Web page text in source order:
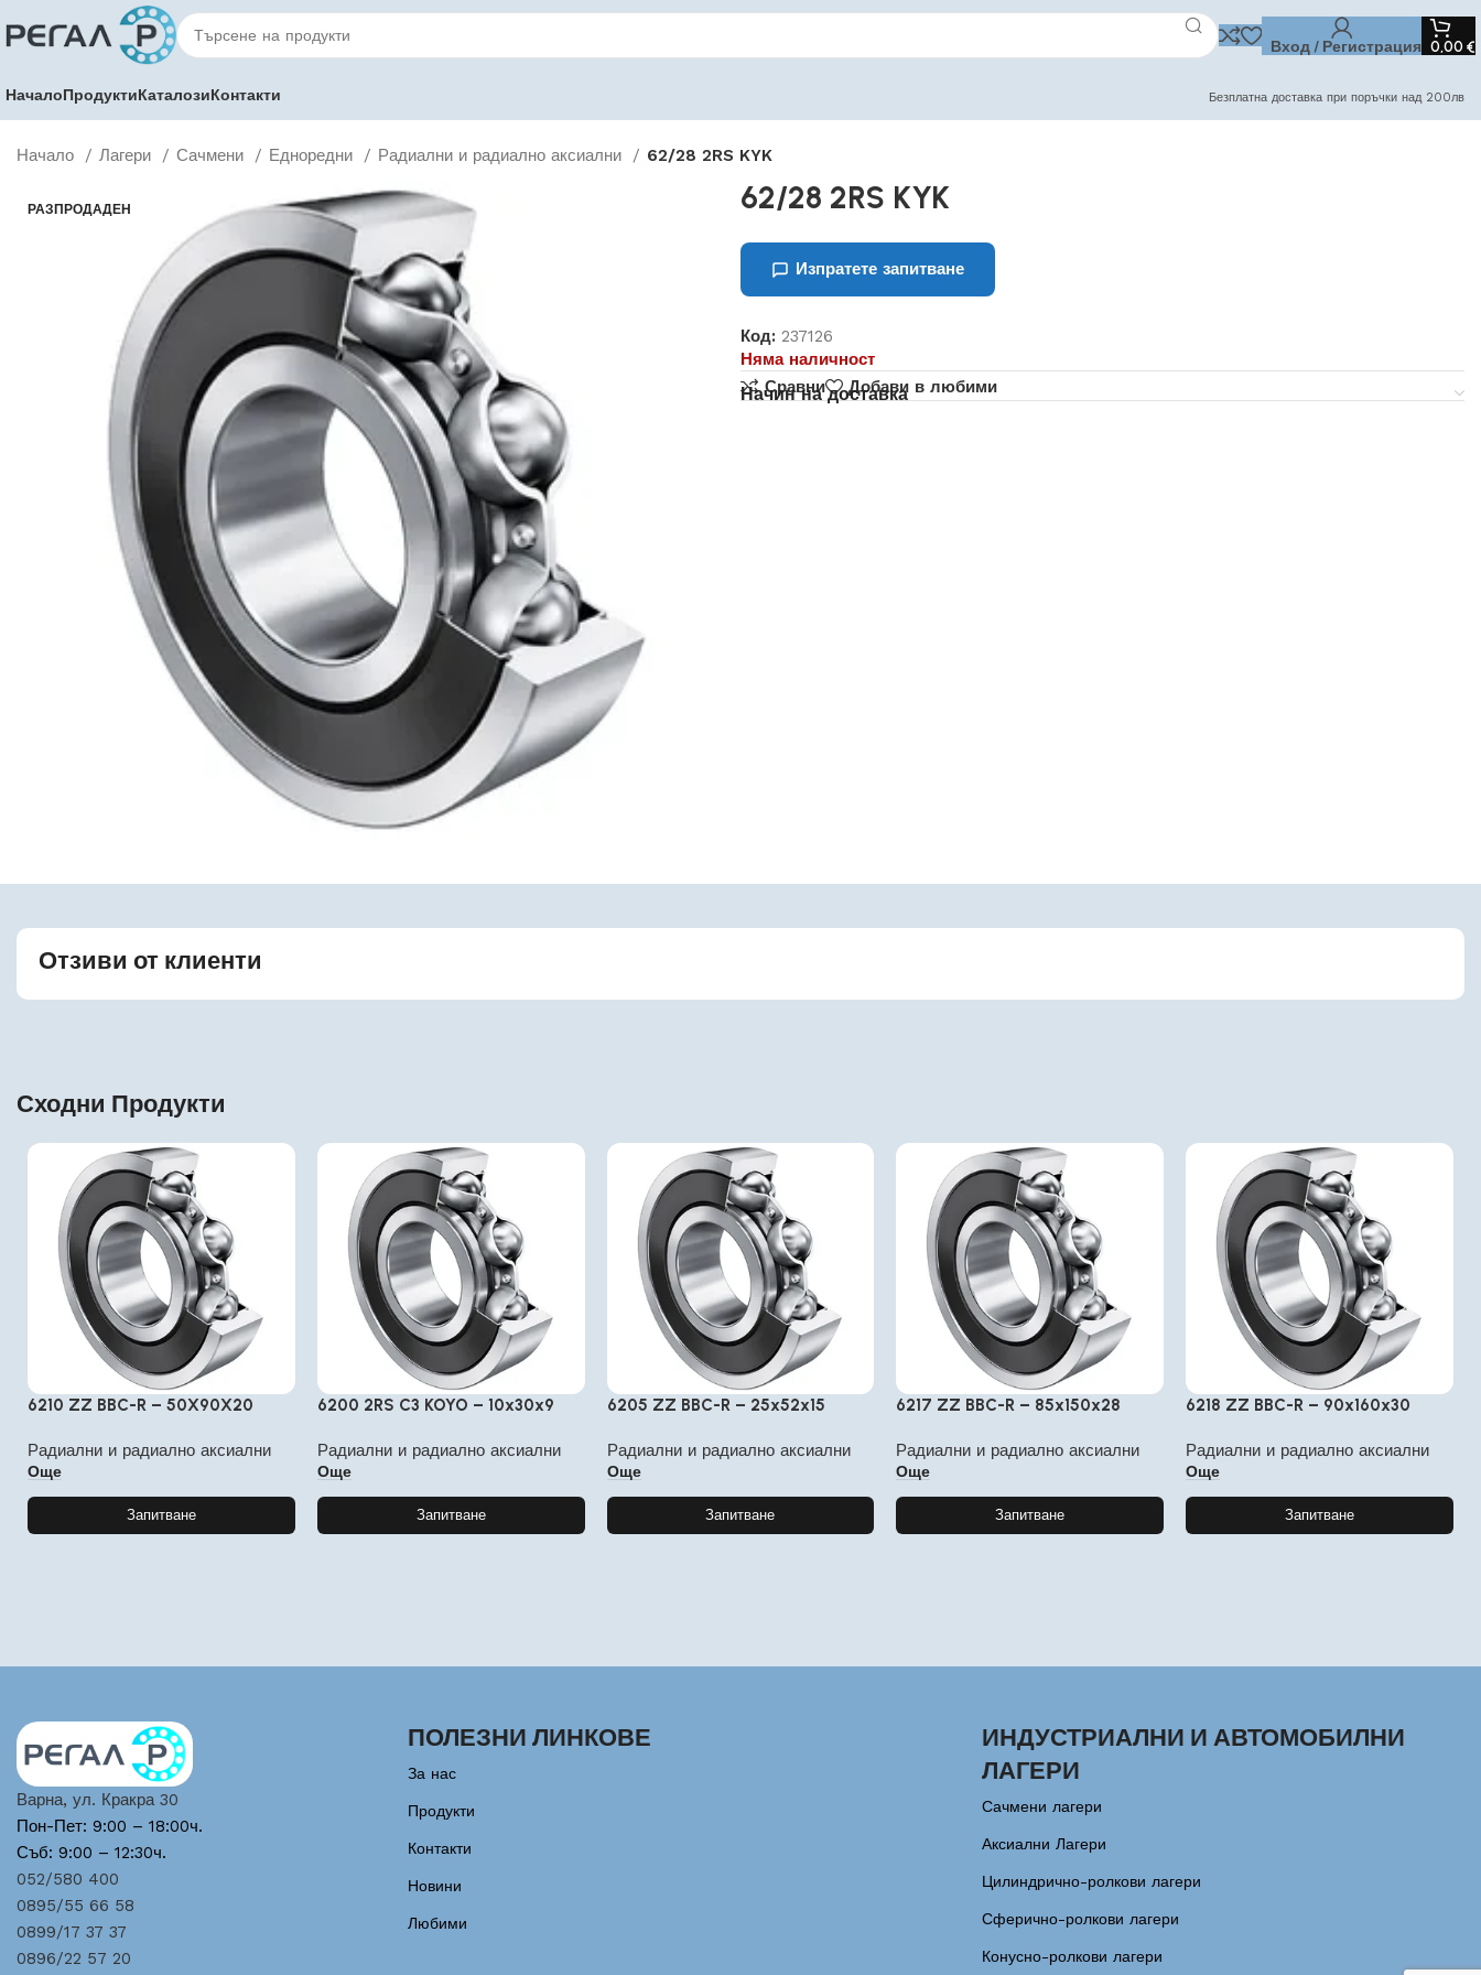
Вход / Регистрация 0,00 €
НачалоПродуктиКаталозиКонтакти Безплатна доставка при поръчки над 200лв
Начало Лагери Сачмени Едноредни Радиални и радиално аксиални 62/28 2RS KYK
РАЗПРОДАДЕН 62/28 2RS KYK
Изпратете запитване
Код: 237126
Няма наличност
Сравни
Добави в любими
Начин на доставка
Отзиви от клиенти
Сходни Продукти
6210 ZZ BBC-R – 50X90X20
Радиални и радиално аксиални
Още
Запитване
6200 2RS C3 KOYO – 10x30x9
Радиални и радиално аксиални
Още
Запитване
6205 ZZ BBC-R – 25x52x15
Радиални и радиално аксиални
Още
Запитване
6217 ZZ BBC-R – 85x150x28
Радиални и радиално аксиални
Още
Запитване
6218 ZZ BBC-R – 90x160x30
Радиални и радиално аксиални
Още
Запитване
Варна, ул. Кракра 30
Пон-Пет: 9:00 – 18:00ч.
Съб: 9:00 – 12:30ч.
052/580 400
0895/55 66 58
0899/17 37 37
0896/22 57 20
ПОЛЕЗНИ ЛИНКОВЕ
За нас
Продукти
Контакти
Новини
Любими
ИНДУСТРИАЛНИ И АВТОМОБИЛНИ
ЛАГЕРИ
Сачмени лагери
Аксиални Лагери
Цилиндрично-ролкови лагери
Сферично-ролкови лагери
Конусно-ролкови лагери